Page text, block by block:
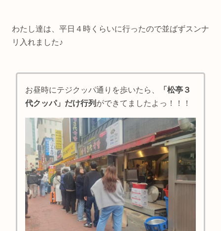
わたし達は、平日４時くらいに行ったので並ばずスンナ
リ入れました♪
お昼時にテジクッパ通りを歩いたら、
「松亭３
代クッパ」だけ行列 ができてましたよっ！！！